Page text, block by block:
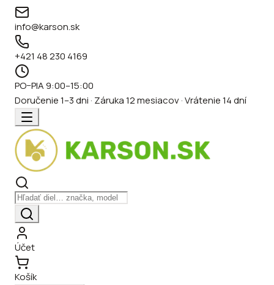
info@karson.sk
+421 48 230 4169
PO–PIA 9:00–15:00
Doručenie 1–3 dni · Záruka 12 mesiacov · Vrátenie 14 dní
Účet
Košík